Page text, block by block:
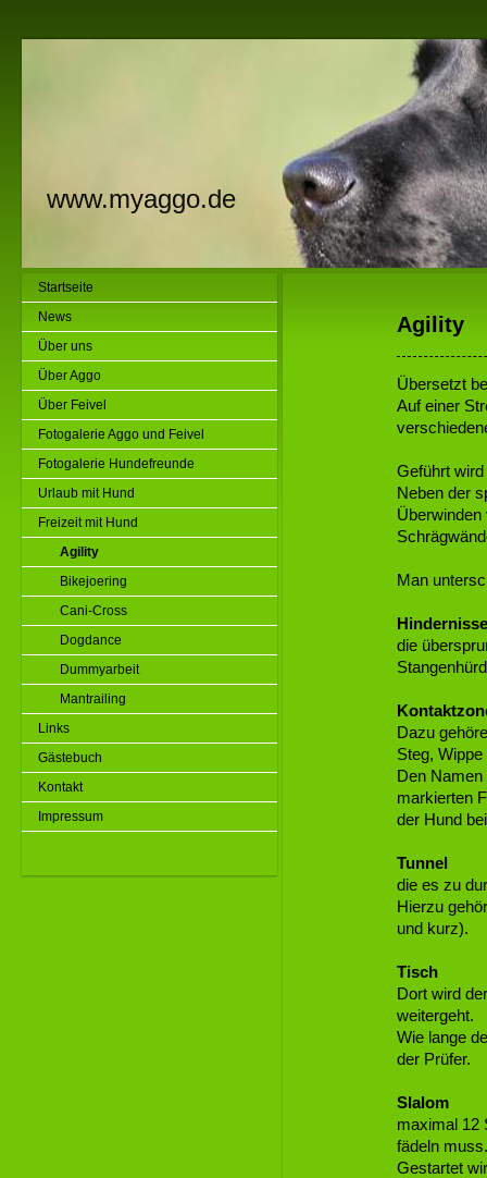
www.myaggo.de
Startseite
News
Über uns
Über Aggo
Über Feivel
Fotogalerie Aggo und Feivel
Fotogalerie Hundefreunde
Urlaub mit Hund
Freizeit mit Hund
Agility
Bikejoering
Cani-Cross
Dogdance
Dummyarbeit
Mantrailing
Links
Gästebuch
Kontakt
Impressum
Agility
Übersetzt
Auf einer
Geführt
Neben der
Überwinden
Man
Hindernisse
die
Dazu
Steg,
Den
markierten
der Hund
Tunnel
die es zu
Hierzu
und kurz).
Tisch
Dort wird
weitergeht.
Wie lange
der Prüfer.
Slalom
maximal 12
fädeln muss.
Gestartet